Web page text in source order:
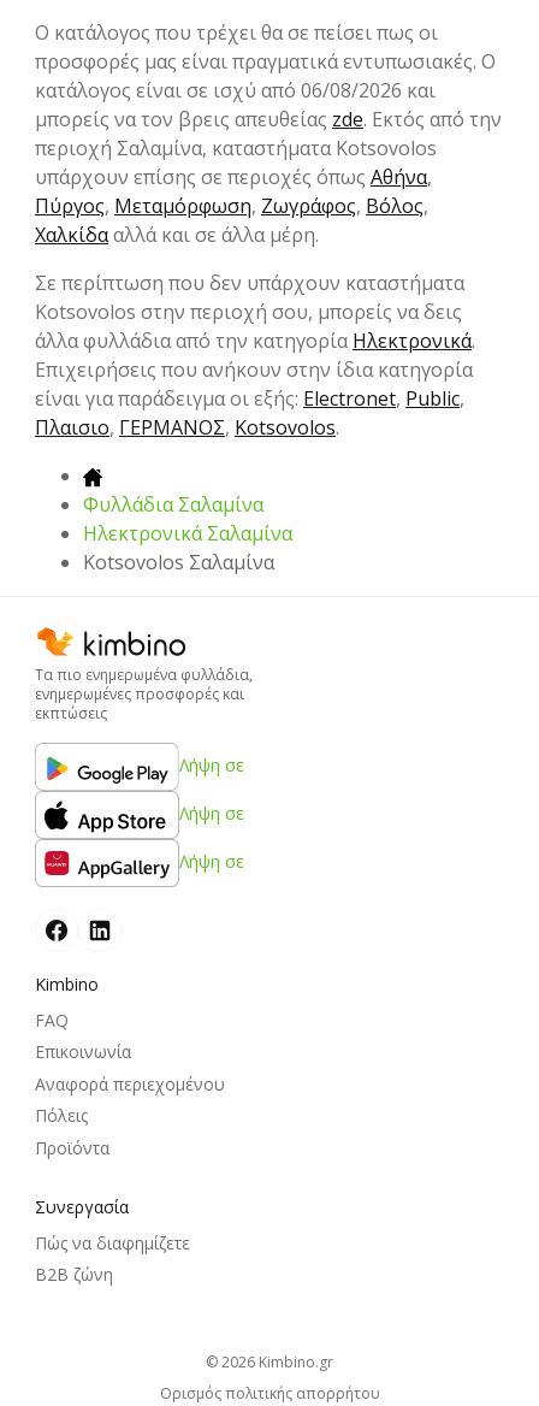
Ο κατάλογος που τρέχει θα σε πείσει πως οι
προσφορές μας είναι πραγματικά εντυπωσιακές. Ο
κατάλογος είναι σε ισχύ από 06/08/2026 και
μπορείς να τον βρεις απευθείας zde. Εκτός από την
περιοχή Σαλαμίνα, καταστήματα Kotsovolos
υπάρχουν επίσης σε περιοχές όπως Αθήνα,
Πύργος, Μεταμόρφωση, Ζωγράφος, Βόλος,
Χαλκίδααλλά και σε άλλα μέρη.
Σε περίπτωση που δεν υπάρχουν καταστήματα
Kotsovolos στην περιοχή σου, μπορείς να δεις
άλλα φυλλάδια από την κατηγορίαHλεκτρονικά.
Επιχειρήσεις που ανήκουν στην ίδια κατηγορία
είναι για παράδειγμα οι εξής: Electronet, Public,
Πλαισιο, ΓΕΡΜΑΝΟΣ, Kotsovolos.
Φυλλάδια Σαλαμίνα
Hλεκτρονικά Σαλαμίνα
Kotsovolos Σαλαμίνα
Τα πιο ενημερωμένα φυλλάδια,
ενημερωμένες προσφορές και
εκπτώσεις
Λήψη σε
Λήψη σε
Λήψη σε
Kimbino
FAQ
Επικοινωνία
Αναφορά περιεχομένου
Πόλεις
Προϊόντα
Συνεργασία
Πώς να διαφημίζετε
B2B ζώνη
© 2026
kimbino.gr
Ορισμός πολιτικής απορρήτου